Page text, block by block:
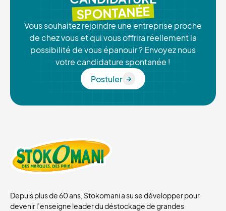
SPONTANÉE
Vous souhaitez rejoindre une entreprise proche
de chez vous et qui vous offrira réellement la
possibilité de vous épanouir ? Envoyez nous
votre candidature spontanée !
Postuler
Postuler
Depuis plus de 60 ans, Stokomani a su se développer pour
devenir l’enseigne leader du déstockage de grandes